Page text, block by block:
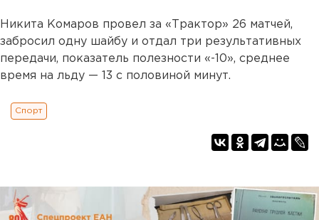
Никита Комаров провел за «Трактор» 26 матчей,
забросил одну шайбу и отдал три результативных
передачи, показатель полезности «-10», среднее
время на льду — 13 с половиной минут.
Спорт